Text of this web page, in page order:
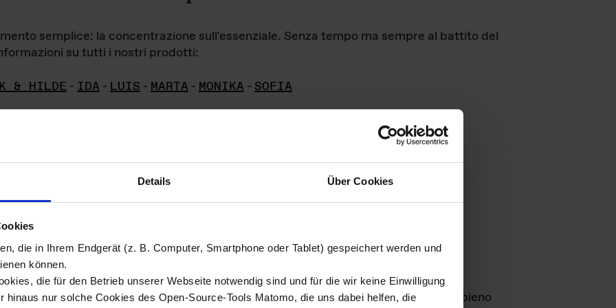
Details Über Cookies
die in Ihrem Endgerät (z. B. Computer, Smartphone oder Tablet) gespeichert werden und
können.
die für den Betrieb unserer Webseite notwendig sind und für die wir keine Einwilligung
hinaus nur solche Cookies des Open-Source-Tools Matomo, die uns dabei helfen, die
semplice: la concentrazione sull'essenziale. Senza tempo ma sempre al battito del
su tutti i nostri prodotti:
& HILDE - IDA - LUIS - MARTA - MONIKA - SOFIA
di immagini
materiale fotografico sono detenuti daDas ganze LebenGmbH e rimangono in pieno